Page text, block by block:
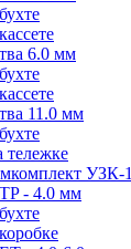
6.0 мм
11.0 мм
тележке
УЗК-
- 4.0 мм